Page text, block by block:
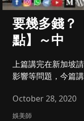
要幾多錢？
點】～中
上篇講完在新加坡
影響等問題，今篇
October 28, 2020
娛美師